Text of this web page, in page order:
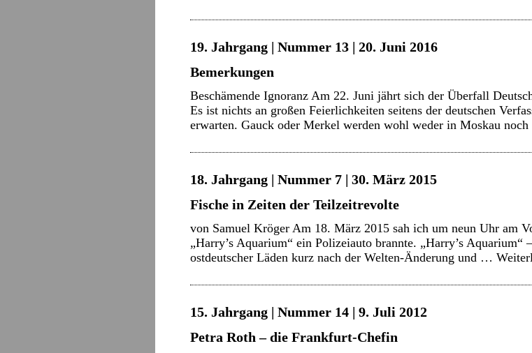
19. Jahrgang | Nummer 13 | 20. Juni 2016
Bemerkungen
Beschämende Ignoranz Am 22. Juni jährt sich der Überfall
Es ist nichts an großen Feierlichkeiten seitens der deutschen
erwarten. Gauck oder Merkel werden wohl weder in Moskau
18. Jahrgang | Nummer 7 | 30. März 2015
Fische in Zeiten der Teilzeitrevolte
von Samuel Kröger Am 18. März 2015 sah ich um neun Uhr am
„Harry’s Aquarium“ ein Polizeiauto brannte. „Harry’s
ostdeutscher Läden kurz nach der Welten-Änderung und …
15. Jahrgang | Nummer 14 | 9. Juli 2012
Petra Roth – die Frankfurt-Chefin